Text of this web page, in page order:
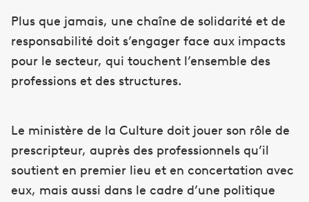
Plus que jamais, une chaîne de solidarité et de
responsabilité doit s’engager face aux impacts
pour le secteur, qui touchent l’ensemble des
professions et des structures.
Le ministère de la Culture doit jouer son rôle de
prescripteur, auprès des professionnels qu’il
soutient en premier lieu et en concertation avec
eux, mais aussi dans le cadre d’une politique